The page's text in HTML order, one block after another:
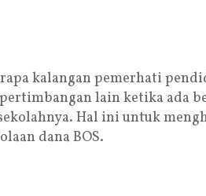
kalangan pemerhati
lain ketika ada
Hal ini untuk
dana BOS.